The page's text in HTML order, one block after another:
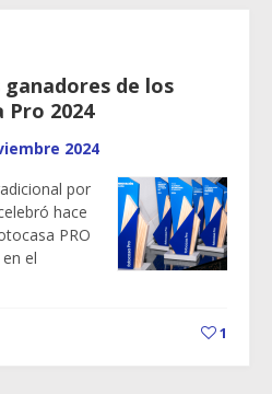
de los
Pro 2024
2024
por
hace
PRO
el
1